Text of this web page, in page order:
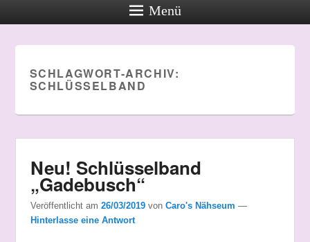
Menü
SCHLAGWORT-ARCHIV:
SCHLÜSSELBAND
Neu! Schlüsselband
„Gadebusch“
Veröffentlicht am 26/03/2019 von Caro's Nähseum —
Hinterlasse eine Antwort